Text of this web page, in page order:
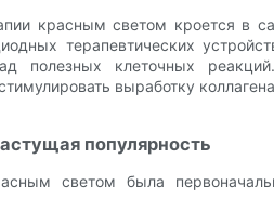
красным светом кроется в
терапевтических
полезных клеточных
выработку
популярность
светом была